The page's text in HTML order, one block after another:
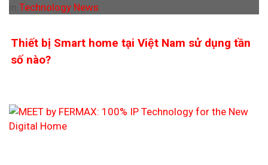
Technology News
Thiết bị Smart home tại Việt Nam sử dụng tần
số nào?